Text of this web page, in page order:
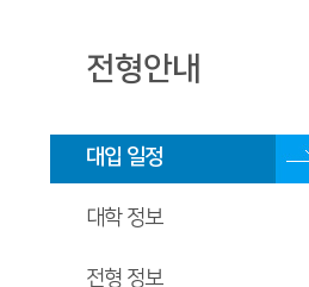
전형안내
대입 일정
대학 정보
전형 정보